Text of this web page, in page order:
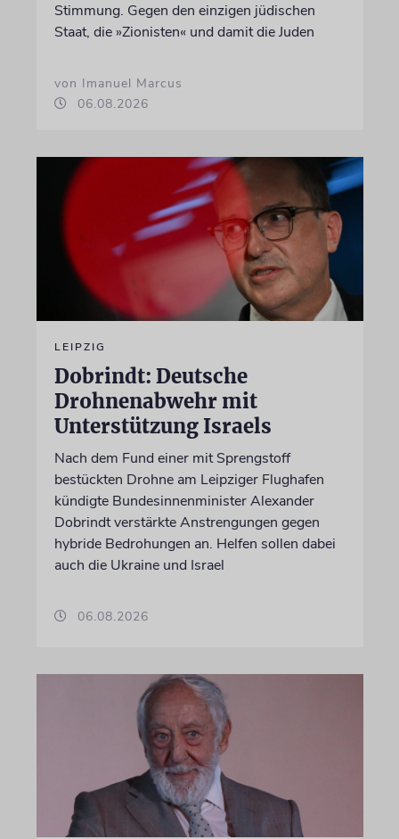
Stimmung. Gegen den einzigen jüdischen
Staat, die »Zionisten« und damit die Juden
von Imanuel Marcus
06.08.2026
LEIPZIG
Dobrindt: Deutsche
Drohnenabwehr mit
Unterstützung Israels
Nach dem Fund einer mit Sprengstoff
bestückten Drohne am Leipziger Flughafen
kündigte Bundesinnenminister Alexander
Dobrindt verstärkte Anstrengungen gegen
hybride Bedrohungen an. Helfen sollen dabei
auch die Ukraine und Israel
06.08.2026